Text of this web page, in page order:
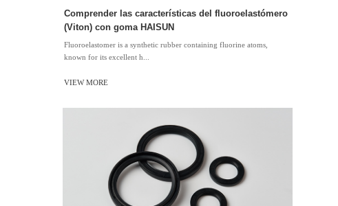
Comprender las características del fluoroelastómero
(Viton) con goma HAISUN
Fluoroelastomer is a synthetic rubber containing fluorine atoms,
known for its excellent h...
VIEW MORE